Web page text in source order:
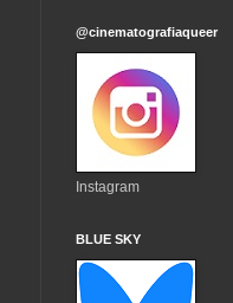
@cinematografiaqueer
Instagram
BLUE SKY